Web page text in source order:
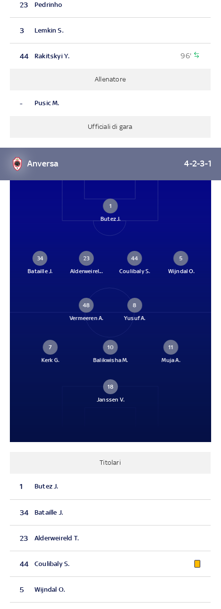
23 Pedrinho
3 Lemkin S.
44 Rakitskyi Y. 96'
Allenatore
- Pusic M.
Ufficiali di gara
Anversa 4-2-3-1
1
Butez J.
34
Bataille J.
23
Alderweirel...
44
Coulibaly S.
5
Wijndal O.
48
Vermeeren A.
8
Yusuf A.
7
Kerk G.
10
Balikwisha M.
11
Muja A.
18
Janssen V.
Titolari
1 Butez J.
34 Bataille J.
23 Alderweireld T.
44 Coulibaly S.
5 Wijndal O.